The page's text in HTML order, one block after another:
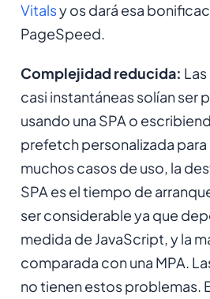
Vitalsy os dará esa
PageSpeed.
Complejidad reducida:
casi instantáneas solían ser
usando una SPA o
prefetch personalizada para
muchos casos de uso, la
SPA es el tiempo de
ser considerable ya que
medida de JavaScript, y la
comparada con una MPA.
no tienen estos problemas.